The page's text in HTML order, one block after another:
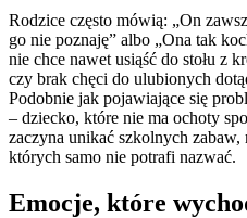
Rodzice często mówią: „On
go nie poznaję” albo „Ona tak
nie chce nawet usiąść do stołu z
czy brak chęci do ulubionych
Podobnie jak pojawiające się
– dziecko, które nie ma ochoty
zaczyna unikać szkolnych
których samo nie potrafi nazwać.
Emocje, które